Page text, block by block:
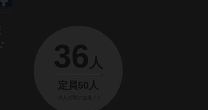
36 人
定員50人
（0人が気になる！）